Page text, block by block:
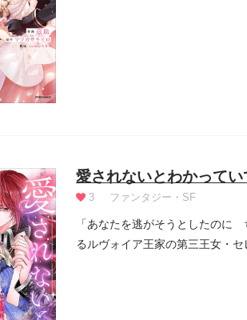
愛されないとわかって
3 ファンタジー・SF
「あなたを逃がそうとしたの
るルヴォイア王家の第三王女・